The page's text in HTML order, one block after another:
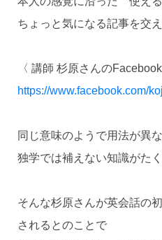
ちょっと気になる記事を交
〈 講師 杉原さんのFacebook
https://www.facebook.com/
同じ意味のようで用法が異
独学では補えない知識がたく
そんな杉原さんが英会話の
されるとのことで